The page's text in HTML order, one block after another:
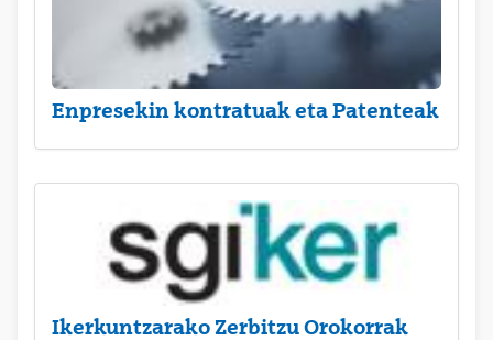
Enpresekin kontratuak eta Patenteak
Ikerkuntzarako Zerbitzu Orokorrak